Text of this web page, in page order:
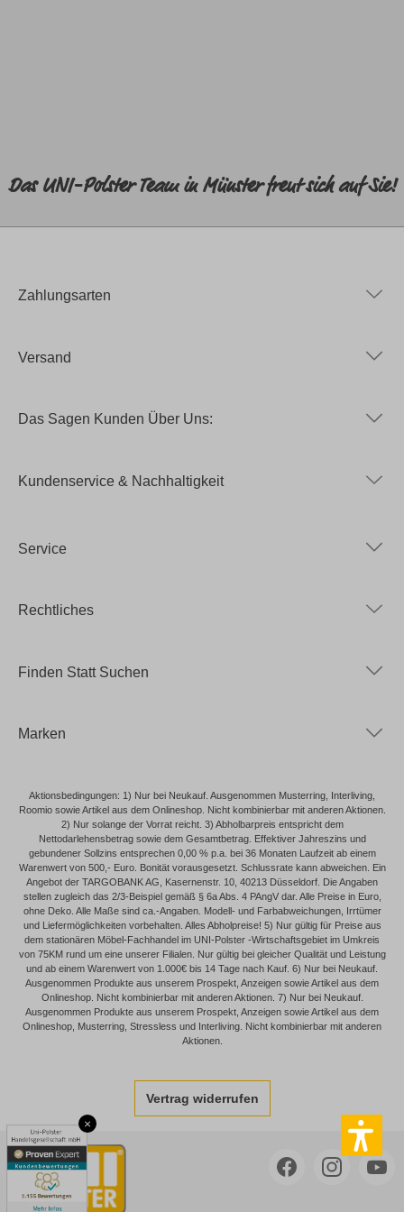
×
Das UNI-Polster Team in Münster freut sich auf Sie!
Zahlungsarten
Versand
Das Sagen Kunden Über Uns:
Kundenservice & Nachhaltigkeit
Service
Rechtliches
Finden Statt Suchen
Marken
Aktionsbedingungen: 1) Nur bei Neukauf. Ausgenommen Musterring, Interliving,
Roomio sowie Artikel aus dem Onlineshop. Nicht kombinierbar mit anderen Aktionen.
2) Nur solange der Vorrat reicht. 3) Abholbarpreis entspricht dem
Nettodarlehensbetrag sowie dem Gesamtbetrag. Effektiver Jahreszins und
gebundener Sollzins entsprechen 0,00 % p.a. bei 36 Monaten Laufzeit ab einem
Warenwert von 500,- Euro. Bonität vorausgesetzt. Schlussrate kann abweichen. Ein
Angebot der TARGOBANK AG, Kasernenstr. 10, 40213 Düsseldorf. Die Angaben
stellen zugleich das 2/3-Beispiel gemäß § 6a Abs. 4 PAngV dar. Alle Preise in Euro,
ohne Deko. Alle Maße sind ca.-Angaben. Modell- und Farbabweichungen, Irrtümer
und Liefermöglichkeiten vorbehalten. Alles Abholpreise! 5) Nur gültig für Preise aus
dem stationären Möbel-Fachhandel im UNI-Polster -Wirtschaftsgebiet im Umkreis
von 75KM rund um eine unserer Filialen. Nur gültig bei gleicher Qualität und Leistung
und ab einem Warenwert von 1.000€ bis 14 Tage nach Kauf. 6) Nur bei Neukauf.
Ausgenommen Produkte aus unserem Prospekt, Anzeigen sowie Artikel aus dem
Onlineshop. Nicht kombinierbar mit anderen Aktionen. 7) Nur bei Neukauf.
Ausgenommen Produkte aus unserem Prospekt, Anzeigen sowie Artikel aus dem
Onlineshop, Musterring, Stressless und Interliving. Nicht kombinierbar mit anderen
Aktionen.
Vertrag widerrufen